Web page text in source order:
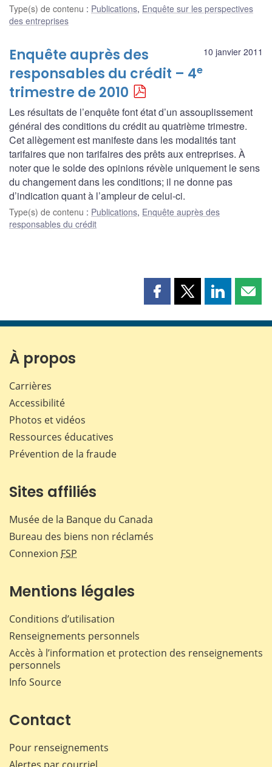
Type(s) de contenu : Publications, Enquête sur les perspectives
des entreprises
10 janvier 2011
Enquête auprès des
responsables du crédit – 4e
trimestre de 2010
Les résultats de l’enquête font état d’un assouplissement
général des conditions du crédit au quatrième trimestre.
Cet allègement est manifeste dans les modalités tant
tarifaires que non tarifaires des prêts aux entreprises. À
noter que le solde des opinions révèle uniquement le sens
du changement dans les conditions; il ne donne pas
d’indication quant à l’ampleur de celui-ci.
Type(s) de contenu : Publications, Enquête auprès des
responsables du crédit
Partager
page
Partager
page
Partager
page page
À propos
Carrières
Accessibilité
Photos et vidéos
Ressources éducatives
Prévention de la fraude
Sites affiliés
Musée de la Banque du Canada
Bureau des biens non réclamés
Connexion FSP
Mentions légales
Conditions d’utilisation
Renseignements personnels
Accès à l’information et protection des renseignements
personnels
Info Source
Contact
Pour renseignements